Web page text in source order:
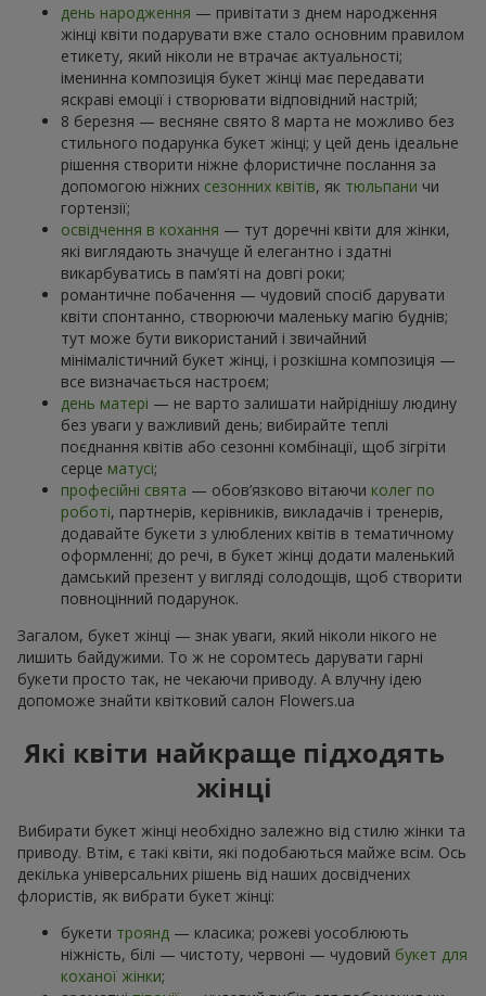
день народження — привітати з днем народження
жінці квіти подарувати вже стало основним правилом
етикету, який ніколи не втрачає актуальності;
іменинна композиція букет жінці має передавати
яскраві емоції і створювати відповідний настрій;
8 березня — весняне свято 8 марта не можливо без
стильного подарунка букет жінці; у цей день ідеальне
рішення створити ніжне флористичне послання за
допомогою ніжних сезонних квітів, як тюльпани чи
гортензії;
освідчення в кохання — тут доречні квіти для жінки,
які виглядають значуще й елегантно і здатні
викарбуватись в пам’яті на довгі роки;
романтичне побачення — чудовий спосіб дарувати
квіти спонтанно, створюючи маленьку магію буднів;
тут може бути використаний і звичайний
мінімалістичний букет жінці, і розкішна композиція —
все визначається настроєм;
день матері — не варто залишати найріднішу людину
без уваги у важливий день; вибирайте теплі
поєднання квітів або сезонні комбінації, щоб зігріти
серце матусі;
професійні свята — обов’язково вітаючи колег по
роботі, партнерів, керівників, викладачів і тренерів,
додавайте букети з улюблених квітів в тематичному
оформленні; до речі, в букет жінці додати маленький
дамський презент у вигляді солодощів, щоб створити
повноцінний подарунок.
Загалом, букет жінці — знак уваги, який ніколи нікого не
лишить байдужими. То ж не соромтесь дарувати гарні
букети просто так, не чекаючи приводу. А влучну ідею
допоможе знайти квітковий салон Flowers.ua
Які квіти найкраще підходять
жінці
Вибирати букет жінці необхідно залежно від стилю жінки та
приводу. Втім, є такі квіти, які подобаються майже всім. Ось
декілька універсальних рішень від наших досвідчених
флористів, як вибрати букет жінці:
букети троянд — класика; рожеві уособлюють
ніжність, білі — чистоту, червоні — чудовий букет для
коханої жінки;